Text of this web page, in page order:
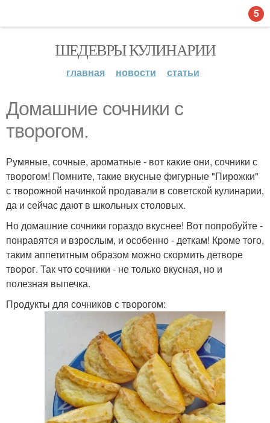
ШЕДЕВРЫ КУЛИНАРИИ
главная новости статьи
Домашние сочники с
творогом.
Румяные, сочные, ароматные - вот какие они, сочники с
творогом! Помните, такие вкусные фигурные "Пирожки"
с творожной начинкой продавали в советской кулинарии,
да и сейчас дают в школьных столовых.
Но домашние сочники гораздо вкуснее! Вот попробуйте -
понравятся и взрослым, и особенно - деткам! Кроме того,
таким аппетитным образом можно скормить детворе
творог. Так что сочники - не только вкусная, но и
полезная выпечка.
Продукты для сочников с творогом:
5